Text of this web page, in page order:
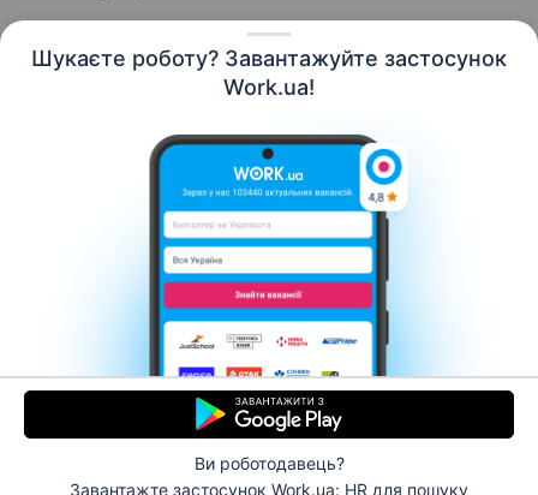
Шукаєте роботу? Завантажуйте застосунок
Work.ua!
Ви роботодавець?
Завантажте застосунок Work.ua: HR для пошуку
Контакти Про нас
Кар’єра
Допомога Умови використання
© 2006–2026 Work.ua. Сервіс пошуку роботи №1 в